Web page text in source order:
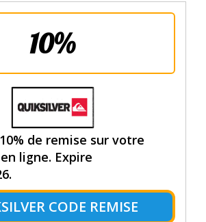
10%
de remise sur votre
ligne. Expire
CODE REMISE